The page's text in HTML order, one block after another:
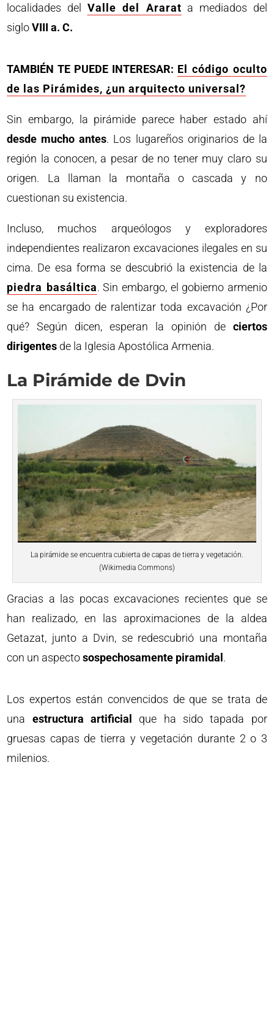
localidades del Valle del Ararat a mediados del
sigloVIII a. C.
TAMBIÉN TE PUEDE INTERESAR: El código oculto
de las Pirámides, ¿un arquitecto universal?
Sin embargo, la pirámide parece haber estado ahí
desde mucho antes. Los lugareños originarios de la
región la conocen, a pesar de no tener muy claro su
origen. La llaman la montaña o cascada y no
cuestionan su existencia.
Incluso, muchos arqueólogos y exploradores
independientes realizaron excavaciones ilegales en su
cima. De esa forma se descubrió la existencia de la
piedra basáltica. Sin embargo, el gobierno armenio
se ha encargado de ralentizar toda excavación ¿Por
qué? Según dicen, esperan la opinión de ciertos
dirigentes de la Iglesia Apostólica Armenia.
La Pirámide de Dvin
La pirámide se encuentra cubierta de capas de tierra y vegetación.
(Wikimedia Commons)
Gracias a las pocas excavaciones recientes que se
han realizado, en las aproximaciones de la aldea
Getazat, junto a Dvin, se redescubrió una montaña
con un aspectosospechosamente piramidal .
Los expertos están convencidos de que se trata de
una estructura artificial
que ha sido tapada por
gruesas capas de tierra y vegetación durante 2 o 3
milenios.